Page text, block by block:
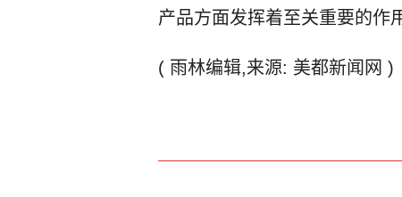
产品方面发挥着至关重要的作
( 雨林编辑,来源: 美都新闻网 )